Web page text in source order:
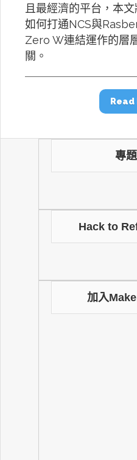
且最經濟的平台，本
如何打通NCS與
Zero W連結運作的層
關。
Read
專
Hack to
加入